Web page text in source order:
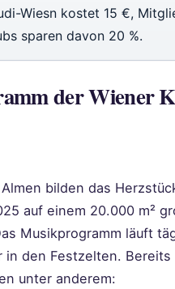
Wiesn kostet 15 €,
sparen davon 20 %.
der Wiener
bilden das
auf einem 20.000 m²
Musikprogramm läuft
in den Festzelten. Bereits
unter anderem: